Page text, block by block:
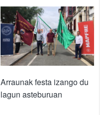
Arraunak festa izango du
lagun asteburuan